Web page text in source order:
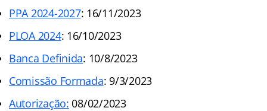
PPA 2024-2027: 16/11/2023
PLOA 2024: 16/10/2023
Banca Definida: 10/8/2023
Comissão Formada: 9/3/2023
Autorização: 08/02/2023